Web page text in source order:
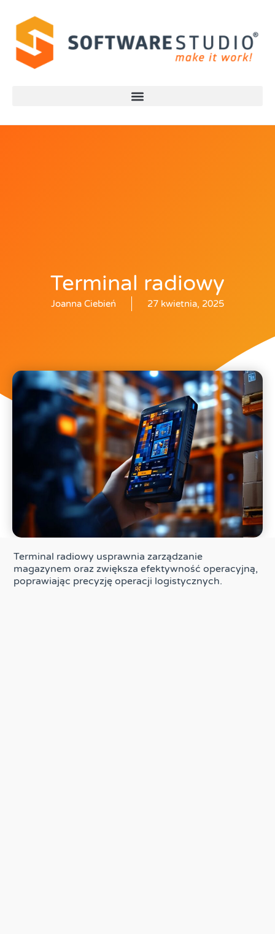
Terminal radiowy
Joanna Ciebień 27 kwietnia, 2025
Terminal radiowy usprawnia zarządzanie
magazynem oraz zwiększa efektywność operacyjną,
poprawiając precyzję operacji logistycznych.